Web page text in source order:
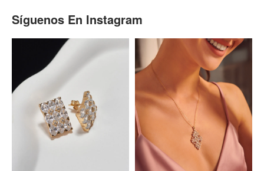
Síguenos En Instagram